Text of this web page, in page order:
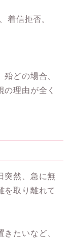
着信拒否。
どの場合、
理由が全く
突然、急に無
を取り離れて
たいなど、